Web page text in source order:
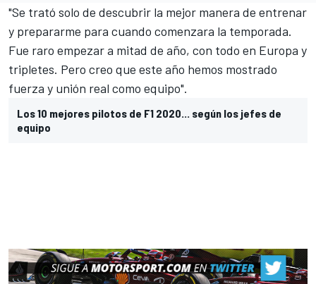
"Se trató solo de descubrir la mejor manera de entrenar
y prepararme para cuando comenzara la temporada.
Fue raro empezar a mitad de año, con todo en Europa y
tripletes. Pero creo que este año hemos mostrado
fuerza y unión real como equipo".
Los 10 mejores pilotos de F1 2020... según los jefes de
equipo